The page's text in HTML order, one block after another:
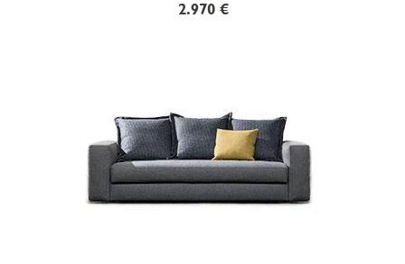
2.970 €